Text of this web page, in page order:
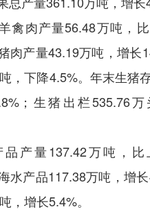
肉产量56.48万吨，比
肉产量43.19万吨，增长
，下降4.5%。年末生猪
；生猪出栏535.76
量137.42万吨，比
水产品117.38万吨，增
，增长5.4%。